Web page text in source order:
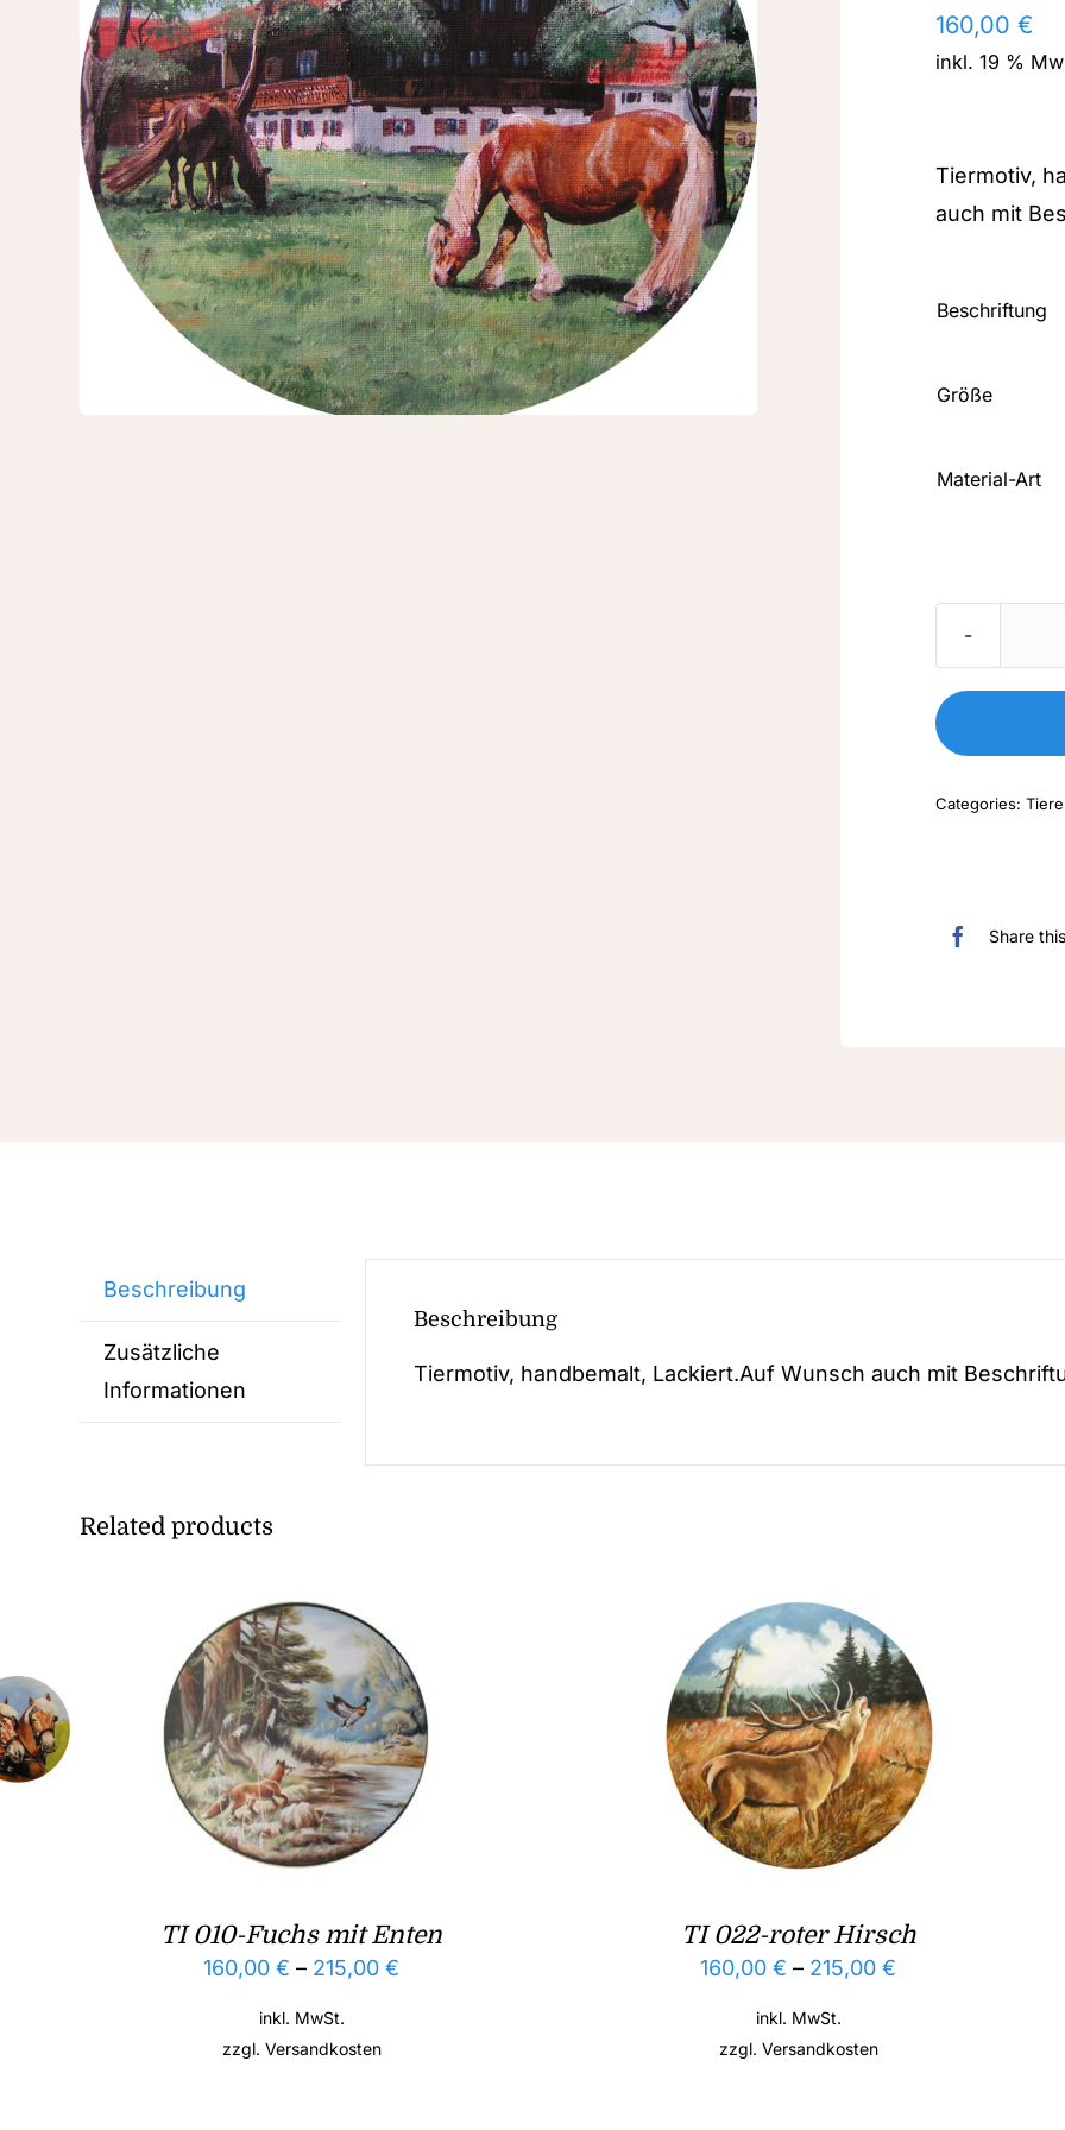
160,00 €
inkl. 19 %
Tiermotiv,
auch mit
Beschriftung
Größe
Material-Art
Categories: Tiere
Share this
Beschreibung
Zusätzliche
Informationen
Beschreibung
Tiermotiv, handbemalt, Lackiert.Auf Wunsch auch mit
Related products
TI 010-Fuchs mit Enten
160,00€ – 215,00€
inkl. MwSt.
zzgl. Versandkosten
TI 022-roter Hirsch
160,00€ – 215,00€
inkl. MwSt.
zzgl. Versandkosten